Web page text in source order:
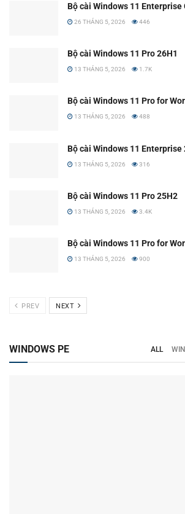
Bộ cài Windows 11 Enterprise
26 THÁNG 5, 2026 446
Bộ cài Windows 11 Pro 26H1
13 THÁNG 5, 2026 1.7K
Bộ cài Windows 11 Pro for
13 THÁNG 5, 2026 488
Bộ cài Windows 11 Enterprise
13 THÁNG 5, 2026 316
Bộ cài Windows 11 Pro 25H2
13 THÁNG 5, 2026 3.4K
Bộ cài Windows 11 Pro for
13 THÁNG 5, 2026 900
PREV NEXT
WINDOWS PE ALL